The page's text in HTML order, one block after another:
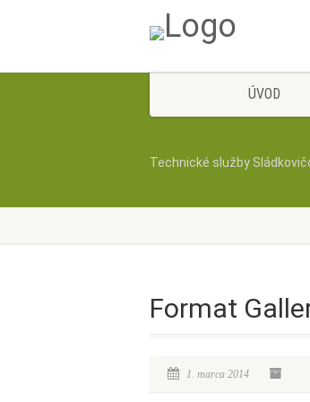
ÚVOD
Technické služby
Format
1. marca 2014